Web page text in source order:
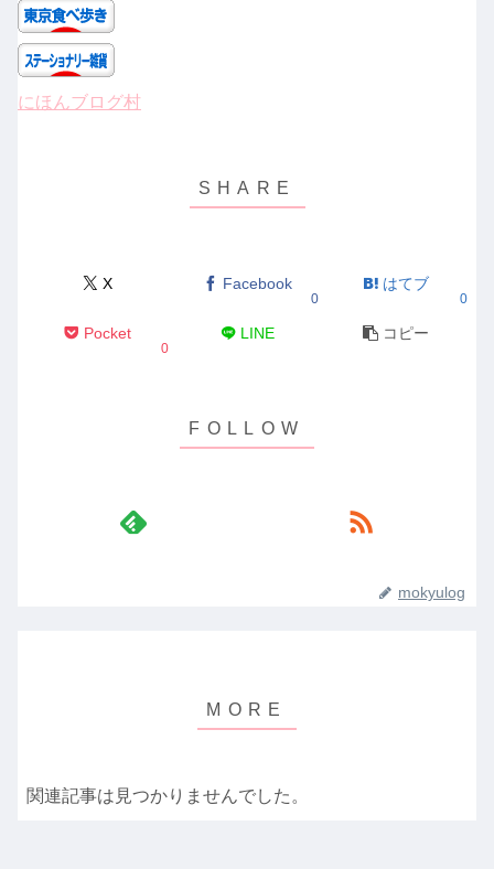
にほんブログ村
X Facebook
0
はてブ
0
Pocket
0
LINE コピー
mokyulog
関連記事は見つかりませんでした。